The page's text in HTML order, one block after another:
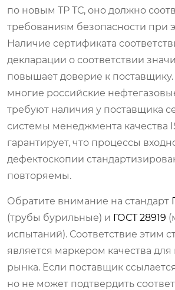
по новым ТР ТС, оно должно
требованиям безопасности при
Наличие сертификата
декларации о соответствии
повышает доверие к поставщику.
многие российские
требуют наличия у поставщика
системы менеджмента качества
гарантирует, что процессы
дефектоскопии
повторяемы.
Обратите внимание на стандарт
(трубы бурильные) и ГОСТ 28919
испытаний). Соответствие этим
является маркером качества
рынка. Если поставщик
но не может подтвердить